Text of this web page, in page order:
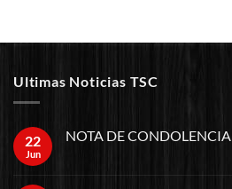
Ultimas Noticias TSC
22
Jun
NOTA DE CONDOLENCIA